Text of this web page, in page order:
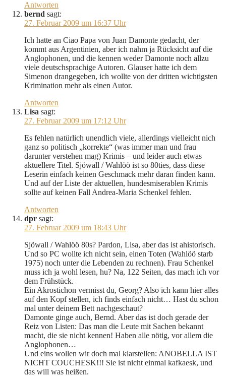
Antworten
bernd sagt:
27. Februar 2009 um 16:37 Uhr
Ich hatte an Ciao Papa von Juan Damonte gedacht, der
kommt aus Argentinien, aber ich nahm ja Rücksicht auf die
Anglophonen, und die kennen weder Damonte noch allzu
viele deutschsprachige Autoren. Glauser hatte ich dem
Simenon drangegeben, ich wollte von der dritten wichtigsten
Krimination mehr als einen Autor.
Antworten
Lisa sagt:
27. Februar 2009 um 17:12 Uhr
Es fehlen natürlich unendlich viele, allerdings vielleicht nich
ganz so politisch „korrekte“ (was immer man und frau
darunter verstehen mag) Krimis – und leider auch etwas
aktuellere Titel. Sjöwall / Wahlöö ist so 80ties, dass diese
Leserin einfach keinen Geschmack mehr daran finden kann.
Und auf der Liste der aktuellen, hundesmiserablen Krimis
sollte auf keinen Fall Andrea-Maria Schenkel fehlen.
Antworten
dpr sagt:
27. Februar 2009 um 18:43 Uhr
Sjöwall / Wahlöö 80s? Pardon, Lisa, aber das ist ahistorisch.
Und so PC wollte ich nicht sein, einen Toten (Wahlöö starb
1975) noch unter die Lebenden zu rechnen). Frau Schenkel
muss ich ja wohl lesen, hu? Na, 122 Seiten, das mach ich vor
dem Frühstück.
Ein Akrostichon vermisst du, Georg? Also ich kann hier alles
auf den Kopf stellen, ich finds einfach nicht… Hast du schon
mal unter deinem Bett nachgeschaut?
Damonte ginge auch, Bernd. Aber das ist doch gerade der
Reiz von Listen: Das man die Leute mit Sachen bekannt
macht, die sie nicht kennen! Haben alle nötig, vor allem die
Anglophonen…
Und eins wollen wir doch mal klarstellen: ANOBELLA IST
NICHT COUCHESK!!! Sie ist nicht einmal kafkaesk, und
das will was heißen.